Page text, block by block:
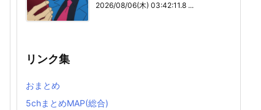
2026/08/06(木) 03:42:11.8 ...
リンク集
おまとめ
5chまとめMAP(総合)